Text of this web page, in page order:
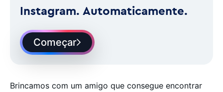
Instagram. Automaticamente.
Começar
Brincamos com um amigo que consegue encontrar